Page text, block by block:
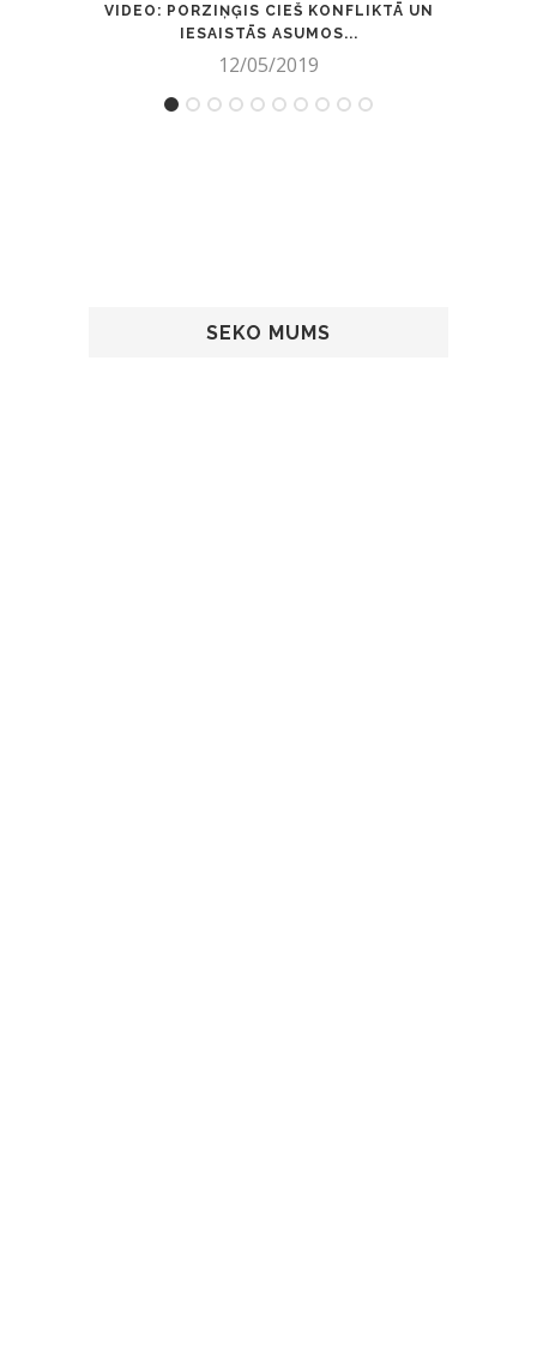
VIDEO: PORZIŅĢIS CIEŠ KONFLIKTĀ UN
IESAISTĀS ASUMOS...
12/05/2019
SEKO MUMS